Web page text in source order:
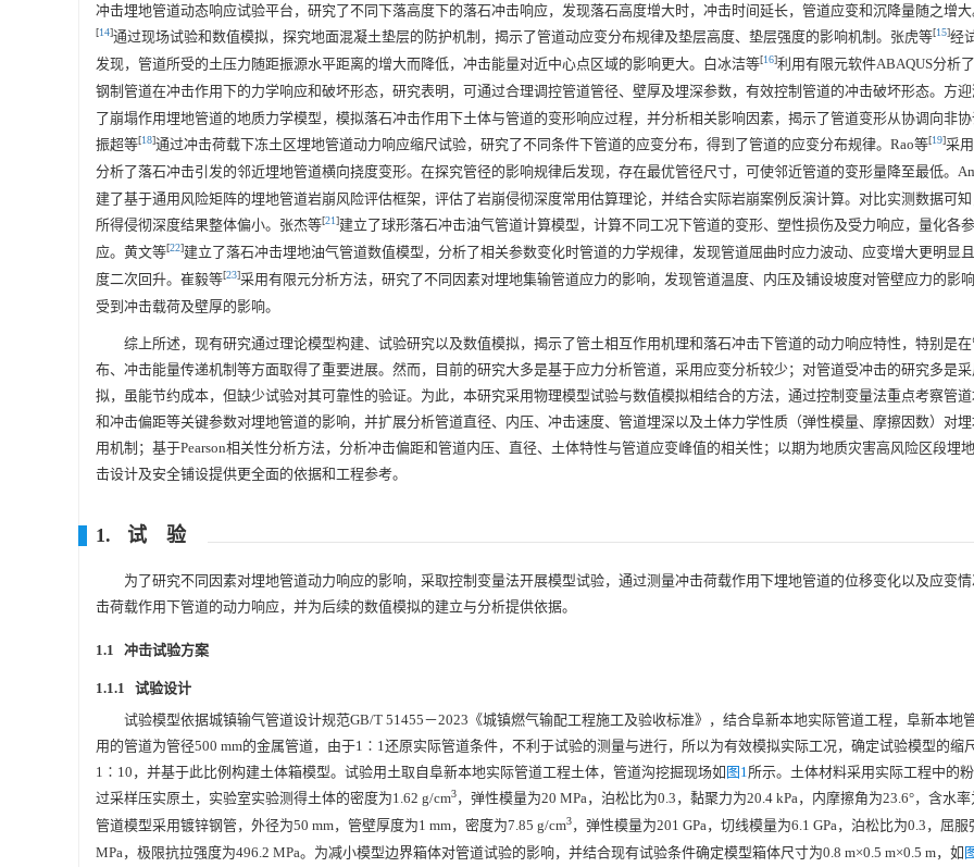
冲击埋地管道动态响应试验平台，研究了不同下落高度下的落石冲击响应，发现落石高度增大时，冲击时间延长，管道应变和沉降量随之增
[14]通过现场试验和数值模拟，探究地面混凝土垫层的防护机制，揭示了管道动应变分布规律及垫层高度、垫层强度的影响机制。张虎等[15]经
发现，管道所受的土压力随距振源水平距离的增大而降低，冲击能量对近中心点区域的影响更大。白冰洁等[16]利用有限元软件ABAQUS分析
钢制管道在冲击作用下的力学响应和破坏形态，研究表明，可通过合理调控管道管径、壁厚及埋深参数，有效控制管道的冲击破坏形态。方
了崩塌作用埋地管道的地质力学模型，模拟落石冲击作用下土体与管道的变形响应过程，并分析相关影响因素，揭示了管道变形从协调向非
振超等[18]通过冲击荷载下冻土区埋地管道动力响应缩尺试验，研究了不同条件下管道的应变分布，得到了管道的应变分布规律。Rao等[19]采
分析了落石冲击引发的邻近埋地管道横向挠度变形。在探究管径的影响规律后发现，存在最优管径尺寸，可使邻近管道的变形量降至最低。
建了基于通用风险矩阵的埋地管道岩崩风险评估框架，评估了岩崩侵彻深度常用估算理论，并结合实际岩崩案例反演计算。对比实测数据可
所得侵彻深度结果整体偏小。张杰等[21]建立了球形落石冲击油气管道计算模型，计算不同工况下管道的变形、塑性损伤及受力响应，量化各
应。黄文等[22]建立了落石冲击埋地油气管道数值模型，分析了相关参数变化时管道的力学规律，发现管道屈曲时应力波动、应变增大更明显
度二次回升。崔毅等[23]采用有限元分析方法，研究了不同因素对埋地集输管道应力的影响，发现管道温度、内压及铺设坡度对管壁应力的影
受到冲击载荷及壁厚的影响。
综上所述，现有研究通过理论模型构建、试验研究以及数值模拟，揭示了管土相互作用机理和落石冲击下管道的动力响应特性，特别是
布、冲击能量传递机制等方面取得了重要进展。然而，目前的研究大多是基于应力分析管道，采用应变分析较少；对管道受冲击的研究多是
拟，虽能节约成本，但缺少试验对其可靠性的验证。为此，本研究采用物理模型试验与数值模拟相结合的方法，通过控制变量法重点考察管
和冲击偏距等关键参数对埋地管道的影响，并扩展分析管道直径、内压、冲击速度、管道埋深以及土体力学性质（弹性模量、摩擦因数）对
用机制；基于Pearson相关性分析方法，分析冲击偏距和管道内压、直径、土体特性与管道应变峰值的相关性；以期为地质灾害高风险区段埋
击设计及安全铺设提供更全面的依据和工程参考。
1. 试 验
为了研究不同因素对埋地管道动力响应的影响，采取控制变量法开展模型试验，通过测量冲击荷载作用下埋地管道的位移变化以及应变
击荷载作用下管道的动力响应，并为后续的数值模拟的建立与分析提供依据。
1.1 冲击试验方案
1.1.1 试验设计
试验模型依据城镇输气管道设计规范GB/T 51455－2023《城镇燃气输配工程施工及验收标准》，结合阜新本地实际管道工程，阜新本地
用的管道为管径500 mm的金属管道，由于1∶1还原实际管道条件，不利于试验的测量与进行，所以为有效模拟实际工况，确定试验模型的缩
1∶10，并基于此比例构建土体箱模型。试验用土取自阜新本地实际管道工程土体，管道沟挖掘现场如 图1所示。土体材料采用实际工程中的
过采样压实原土，实验室实验测得土体的密度为1.62 g/cm3，弹性模量为20 MPa，泊松比为0.3，黏聚力为20.4 kPa，内摩擦角为23.6°，含水
管道模型采用镀锌钢管，外径为50 mm，管壁厚度为1 mm，密度为7.85 g/cm3，弹性模量为201 GPa，切线模量为6.1 GPa，泊松比为0.3，屈服
MPa，极限抗拉强度为496.2 MPa。为减小模型边界箱体对管道试验的影响，并结合现有试验条件确定模型箱体尺寸为0.8 m×0.5 m×0.5 m，如